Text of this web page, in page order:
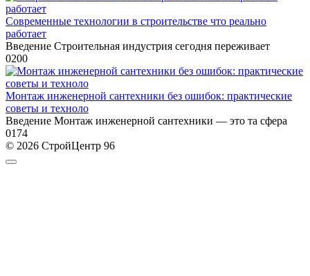
Современные технологии в строительстве что реально
работает
Введение Строительная индустрия сегодня переживает
0200
Монтаж инженерной сантехники без ошибок: практические
советы и техноло
Введение Монтаж инженерной сантехники — это та сфера
0174
© 2026 СтройЦентр 96